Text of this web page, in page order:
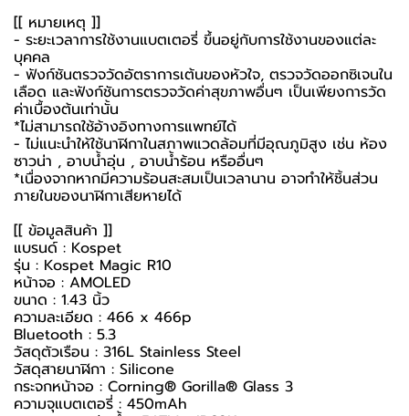
[[ หมายเหตุ ]]
- ระยะเวลาการใช้งานแบตเตอรี่ ขึ้นอยู่กับการใช้งานของแต่ละ
บุคคล
- ฟังก์ชันตรวจวัดอัตราการเต้นของหัวใจ, ตรวจวัดออกซิเจนใน
เลือด และฟังก์ชันการตรวจวัดค่าสุขภาพอื่นๆ เป็นเพียงการวัด
ค่าเบื้องต้นเท่านั้น
*ไม่สามารถใช้อ้างอิงทางการแพทย์ได้
- ไม่แนะนำให้ใช้นาฬิกาในสภาพแวดล้อมที่มีอุณภูมิสูง เช่น ห้อง
ซาวน่า , อาบน้ำอุ่น , อาบน้ำร้อน หรืออื่นๆ
*เนื่องจากหากมีความร้อนสะสมเป็นเวลานาน อาจทำให้ชิ้นส่วน
ภายในของนาฬิกาเสียหายได้
[[ ข้อมูลสินค้า ]]
แบรนด์ : Kospet
รุ่น : Kospet Magic R10
หน้าจอ : AMOLED
ขนาด : 1.43 นิ้ว
ความละเอียด : 466 x 466p
Bluetooth : 5.3
วัสดุตัวเรือน : 316L Stainless Steel
วัสดุสายนาฬิกา : Silicone
กระจกหน้าจอ : Corning® Gorilla® Glass 3
ความจุแบตเตอรี่ : 450mAh